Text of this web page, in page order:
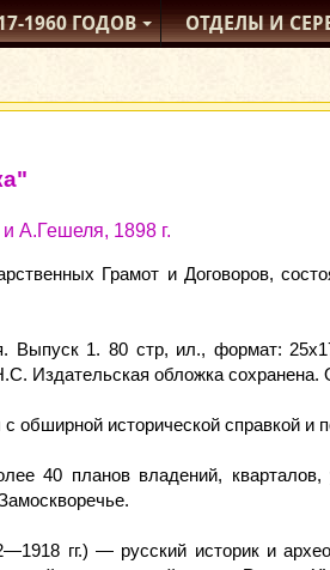
1960ГОДОВ ОТДЕЛЫИ
А.Гешеля, 1898 г.
Грамот и Договоров,
Выпуск 1. 80 стр, ил., формат:
Издательская обложка сохранена.
обширной исторической справкой и
40 планов владений,
гг.) — русский историк и